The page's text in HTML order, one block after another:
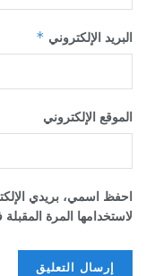
البريد الإلكتروني *
الموقع الإلكتروني
احفظ اسمي، بريدي
لاستخدامها المرة